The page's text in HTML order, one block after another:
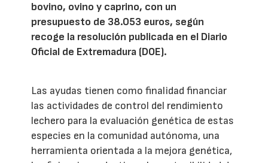
bovino, ovino y caprino, con un
presupuesto de 38.053 euros, según
recoge la resolución publicada en el Diario
Oficial de Extremadura (DOE).
Las ayudas tienen como finalidad financiar
las actividades de control del rendimiento
lechero para la evaluación genética de estas
especies en la comunidad autónoma, una
herramienta orientada a la mejora genética,